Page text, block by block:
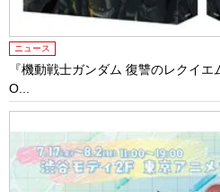
ニュース
『機動戦士ガンダム 復讐のレクイ
O...